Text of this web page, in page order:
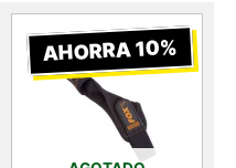
AHORRA 10%
El
precio
original
era:
€10,99.
El